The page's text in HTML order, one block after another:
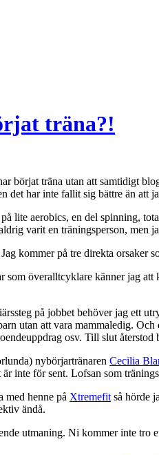
träna?!
börjat träna utan att samtidigt
det har inte fallit sig bättre än
lite aerobics, en del spinning,
varit en träningsperson, men
kommer på tre direkta orsaker
som överalltcyklare känner jag
på jobbet behöver jag ett
utan att vara mammaledig.
osv. Till slut återstod
nybörjartränaren Cecilia
inte för sent. Lofsan som
med henne på Xtremefit så hörde
ändå.
utmaning. Ni kommer inte tro